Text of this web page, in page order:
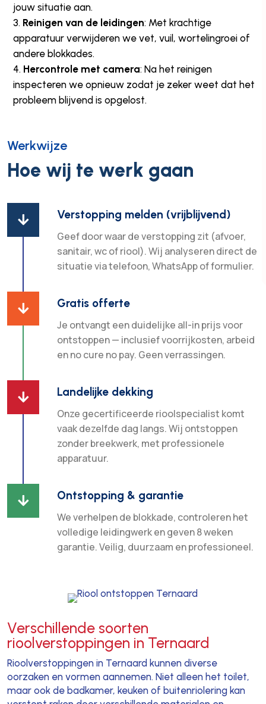
jouw situatie aan.
Reinigen van de leidingen: Met krachtige
apparatuur verwijderen we vet, vuil, wortelingroei of
andere blokkades.
Hercontrole met camera: Na het reinigen
inspecteren we opnieuw zodat je zeker weet dat het
probleem blijvend is opgelost.
Werkwijze
Hoe wij te werk gaan
 Verstopping melden (vrijblijvend)
Geef door waar de verstopping zit (afvoer,
sanitair, wc of riool). Wij analyseren direct de
situatie via telefoon, WhatsApp of formulier.
 Gratis offerte
Je ontvangt een duidelijke all-in prijs voor
ontstoppen — inclusief voorrijkosten, arbeid
en no cure no pay. Geen verrassingen.
 Landelijke dekking
Onze gecertificeerde rioolspecialist komt
vaak dezelfde dag langs. Wij ontstoppen
zonder breekwerk, met professionele
apparatuur.
 Ontstopping & garantie
We verhelpen de blokkade, controleren het
volledige leidingwerk en geven 8 weken
garantie. Veilig, duurzaam en professioneel.
Verschillende soorten
rioolverstoppingen in Ternaard
Rioolverstoppingen in Ternaard kunnen diverse
oorzaken en vormen aannemen. Niet alleen het toilet,
maar ook de badkamer, keuken of buitenriolering kan